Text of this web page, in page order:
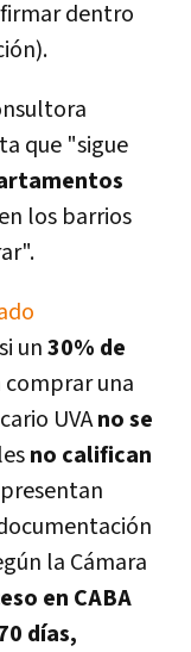
dentro
que "sigue
los barrios
un30% de
comprar una
UVAno se
no califican
la Cámara
en CABA
dí­as,